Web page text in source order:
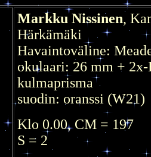
Markku Nissinen,
Härkämäki
Havaintoväline:
okulaari: 26 mm +
kulmaprisma
suodin: oranssi (W21)
Klo 0.00, CM = 197
S = 2